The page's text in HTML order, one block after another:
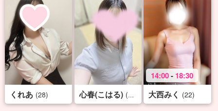
くれあ (28) 心春(こはる) (24)
14:00- 18:30
大西みく (22)